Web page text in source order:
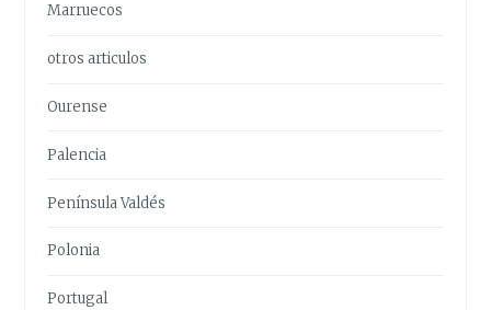
Marruecos
otros articulos
Ourense
Palencia
Península Valdés
Polonia
Portugal